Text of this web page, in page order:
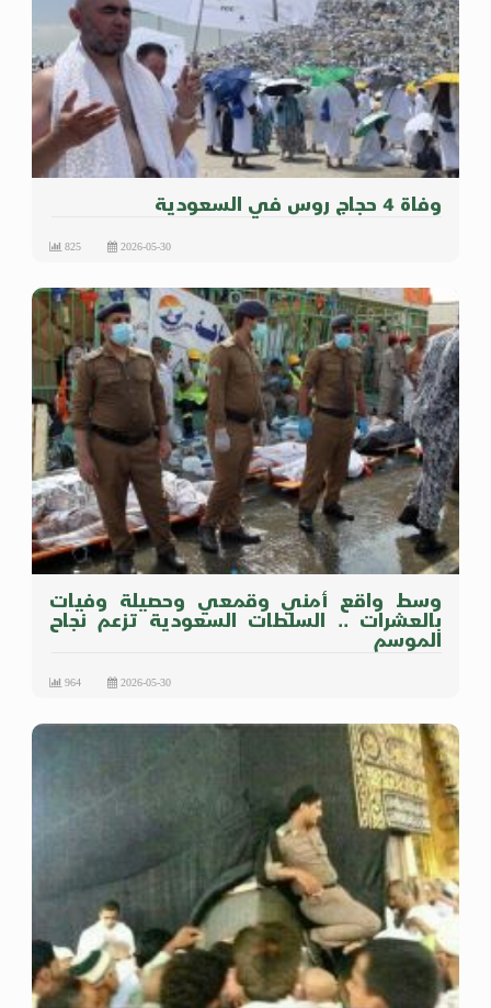
وفاة 4 حجاج روس في السعودية
2026-05-30
825
وسط واقع أمني وقمعي وحصيلة وفيات
بالعشرات .. السلطات السعودية تزعم نجاح
الموسم
2026-05-30
964